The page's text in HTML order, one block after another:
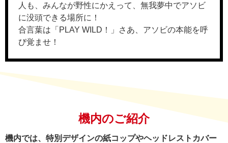
人も、みんなが野性にかえって、無我夢中でアソビ
に没頭できる場所に！
合言葉は「PLAY WILD！」さあ、アソビの本能を呼
び覚ませ！
機内のご紹介
機内では、特別デザインの紙コップやヘッドレストカバー